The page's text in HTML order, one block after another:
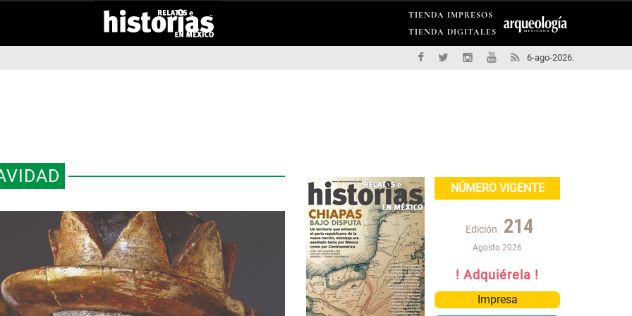
TIENDA IMPRESOS
TIENDA DIGITALES
6-ago-2026.
NÚMERO VIGENTE
Edición 214
Agosto 2026
! Adquiérela !
Impresa